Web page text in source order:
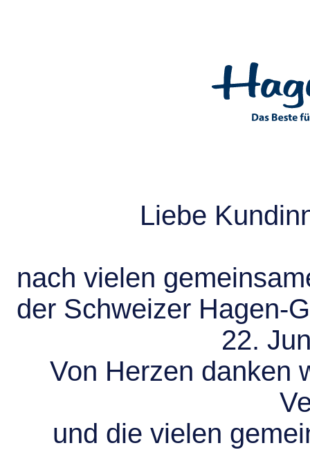
Liebe
nach vielen
der Schweizer Hagen-
22.
Von Herzen danken
und die vielen